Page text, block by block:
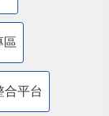
區
合平台